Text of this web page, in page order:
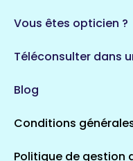
Vous êtes opticien ?
Téléconsulter dans
Blog
Conditions
Politique de gestion